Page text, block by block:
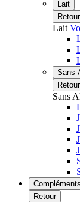
Lait
Retour
Lait
Sans
Retour
Sans
Retour